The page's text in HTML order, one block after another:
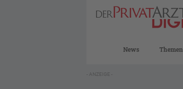
News Themen
- ANZEIGE -